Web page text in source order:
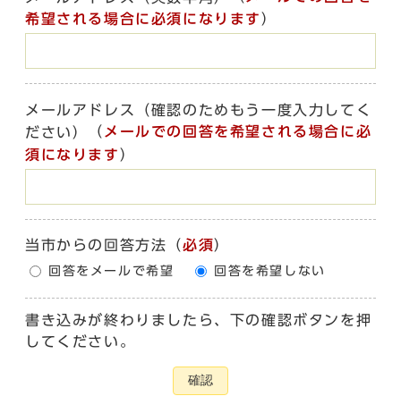
希望される場合に必須になります ）
メールアドレス（確認のためもう一度入力してく
ださい）
（ メールでの回答を希望される場合に必
須になります ）
当市からの回答方法 （必須）
回答をメールで希望 回答を希望しない
書き込みが終わりましたら、下の確認ボタンを押
してください。
確認